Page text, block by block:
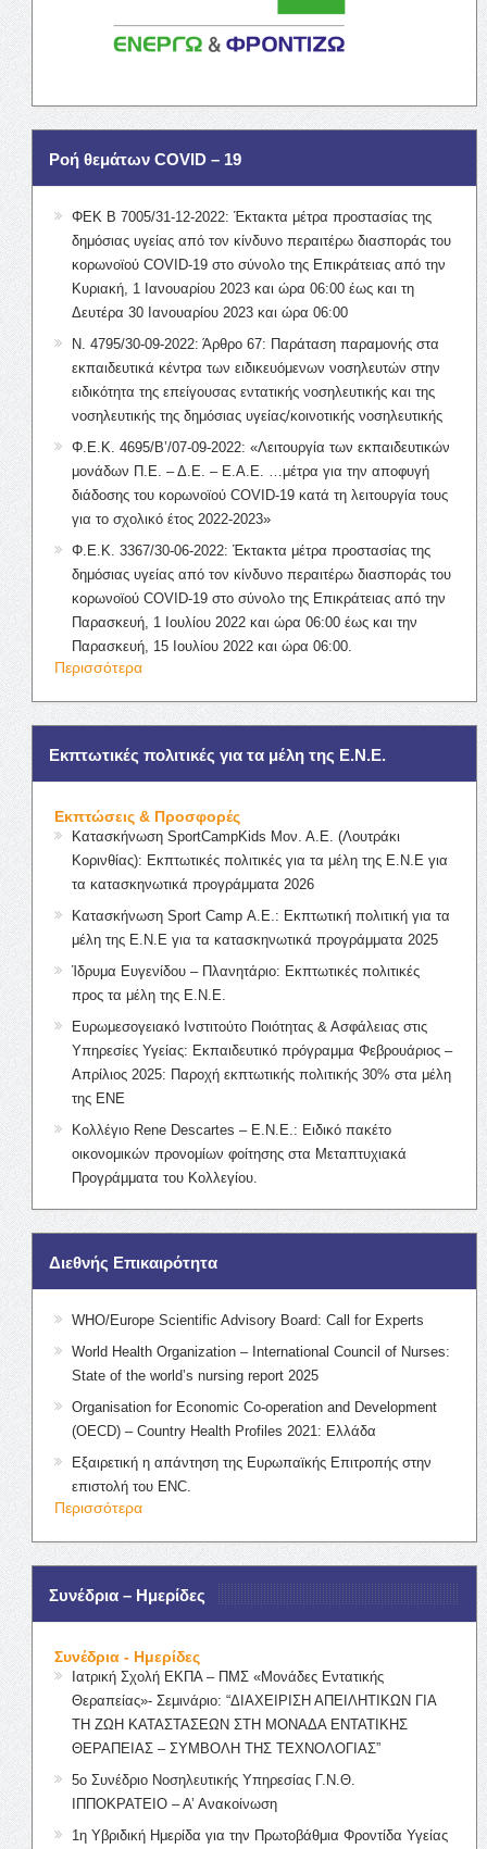
Ροή θεμάτων COVID – 19
ΦΕΚ Β 7005/31-12-2022: Έκτακτα μέτρα προστασίας της
δημόσιας υγείας από τον κίνδυνο περαιτέρω διασποράς του
κορωνοϊού COVID-19 στο σύνολο της Επικράτειας από την
Κυριακή, 1 Ιανουαρίου 2023 και ώρα 06:00 έως και τη
Δευτέρα 30 Ιανουαρίου 2023 και ώρα 06:00
Ν. 4795/30-09-2022: Άρθρο 67: Παράταση παραμονής στα
εκπαιδευτικά κέντρα των ειδικευόμενων νοσηλευτών στην
ειδικότητα της επείγουσας εντατικής νοσηλευτικής και της
νοσηλευτικής της δημόσιας υγείας/κοινοτικής νοσηλευτικής
Φ.Ε.Κ. 4695/Β’/07-09-2022: «Λειτουργία των εκπαιδευτικών
μονάδων Π.Ε. – Δ.Ε. – Ε.Α.Ε. …μέτρα για την αποφυγή
διάδοσης του κορωνοϊού COVID-19 κατά τη λειτουργία τους
για το σχολικό έτος 2022-2023»
Φ.Ε.Κ. 3367/30-06-2022: Έκτακτα μέτρα προστασίας της
δημόσιας υγείας από τον κίνδυνο περαιτέρω διασποράς του
κορωνοϊού COVID-19 στο σύνολο της Επικράτειας από την
Παρασκευή, 1 Ιουλίου 2022 και ώρα 06:00 έως και την
Παρασκευή, 15 Ιουλίου 2022 και ώρα 06:00.
Περισσότερα
Εκπτωτικές πολιτικές για τα μέλη της Ε.Ν.Ε.
Εκπτώσεις & Προσφορές
Κατασκήνωση SportCampKids Μον. Α.Ε. (Λουτράκι
Κορινθίας): Εκπτωτικές πολιτικές για τα μέλη της Ε.Ν.Ε για
τα κατασκηνωτικά προγράμματα 2026
Κατασκήνωση Sport Camp Α.Ε.: Εκπτωτική πολιτική για τα
μέλη της Ε.Ν.Ε για τα κατασκηνωτικά προγράμματα 2025
Ίδρυμα Ευγενίδου – Πλανητάριο: Εκπτωτικές πολιτικές
προς τα μέλη της Ε.Ν.Ε.
Ευρωμεσογειακό Ινστιτούτο Ποιότητας & Ασφάλειας στις
Υπηρεσίες Υγείας: Εκπαιδευτικό πρόγραμμα Φεβρουάριος –
Απρίλιος 2025: Παροχή εκπτωτικής πολιτικής 30% στα μέλη
της ΕΝΕ
Κολλέγιο Rene Descartes – Ε.Ν.Ε.: Ειδικό πακέτο
οικονομικών προνομίων φοίτησης στα Μεταπτυχιακά
Προγράμματα του Κολλεγίου.
Διεθνής Επικαιρότητα
WHO/Europe Scientific Advisory Board: Call for Experts
World Health Organization – International Council of Nurses:
State of the world’s nursing report 2025
Organisation for Economic Co-operation and Development
(OECD) – Country Health Profiles 2021: Ελλάδα
Εξαιρετική η απάντηση της Ευρωπαϊκής Επιτροπής στην
επιστολή του ENC.
Περισσότερα
Συνέδρια – Ημερίδες
Συνέδρια - Ημερίδες
Ιατρική Σχολή ΕΚΠΑ – ΠΜΣ «Μονάδες Εντατικής
Θεραπείας»- Σεμινάριο: “ΔΙΑΧΕΙΡΙΣΗ ΑΠΕΙΛΗΤΙΚΩΝ ΓΙΑ
ΤΗ ΖΩΗ ΚΑΤΑΣΤΑΣΕΩΝ ΣΤΗ ΜΟΝΑΔΑ ΕΝΤΑΤΙΚΗΣ
ΘΕΡΑΠΕΙΑΣ – ΣΥΜΒΟΛΗ ΤΗΣ ΤΕΧΝΟΛΟΓΙΑΣ”
5ο Συνέδριο Νοσηλευτικής Υπηρεσίας Γ.Ν.Θ.
ΙΠΠΟΚΡΑΤΕΙΟ – Α’ Ανακοίνωση
1η Υβριδική Ημερίδα για την Πρωτοβάθμια Φροντίδα Υγείας